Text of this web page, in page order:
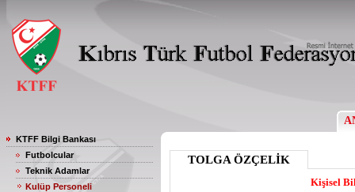
KTFF Bilgi Bankası
Futbolcular
Teknik Adamlar
Kulüp Personeli
TOLGA ÖZÇELİK
Kişisel